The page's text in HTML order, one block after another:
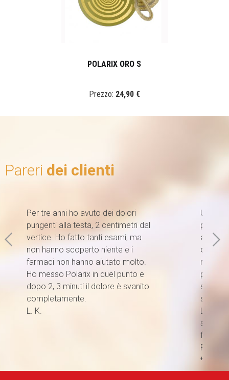
POLARIX ORO S
Prezzo: 24,90 €
Pareri dei clienti
Per tre anni ho avuto dei dolori
pungenti alla testa, 2 centimetri dal
vertice. Ho fatto tanti esami, ma
non hanno scoperto niente e i
farmaci non hanno aiutato molto.
Ho messo Polarix in quel punto e
dopo 2, 3 minuti il dolore è svanito
completamente.
L. K.
Utilizzo
primi
o mi ci
sonno
sveglio
Lo
sotto il
ferita e
Polarix
tasca
bagno,